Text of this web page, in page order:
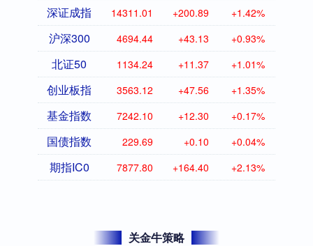
深证成指 14311.01 +200.89 +1.42%
沪深300 4694.44 +43.13 +0.93%
北证50 1134.24 +11.37 +1.01%
创业板指 3563.12 +47.56 +1.35%
基金指数 7242.10 +12.30 +0.17%
国债指数 229.69 +0.10 +0.04%
期指IC0 7877.80 +164.40 +2.13%
关金牛策略